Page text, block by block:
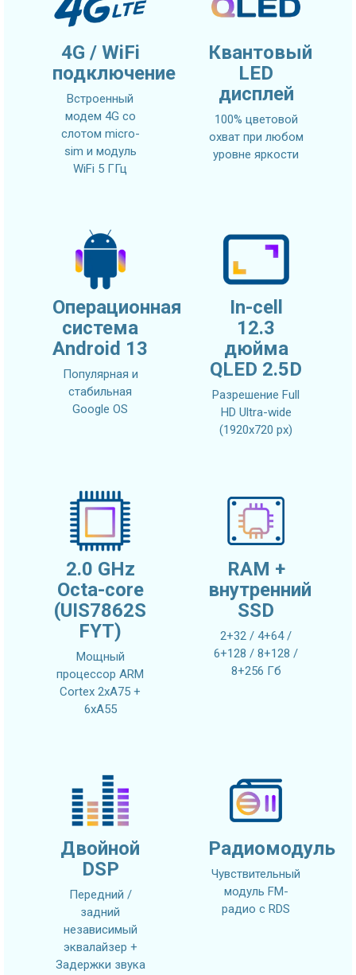
4G / WiFi
подключение
Встроенный
модем 4G со
слотом micro-
sim и модуль
WiFi 5 ГГц
Квантовый
LED
дисплей
100% цветовой
охват при любом
уровне яркости
Операционная
система
Android 13
Популярная и
стабильная
Google OS
In-cell
12.3
дюйма
QLED 2.5D
Разрешение Full
HD Ultra-wide
(1920x720 px)
2.0 GHz
Octa-core
(UIS7862S
FYT)
Мощный
процессор ARM
Cortex 2xA75 +
6xA55
RAM +
внутренний
SSD
2+32 / 4+64 /
6+128 / 8+128 /
8+256 Гб
Двойной
DSP
Передний /
задний
независимый
эквалайзер +
Задержки звука
Радиомодуль
Чувствительный
модуль FM-
радио с RDS